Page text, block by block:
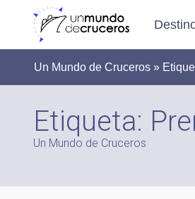
Un Mundo de Cruceros »
Etiqueta:
Un Mundo de Cruceros